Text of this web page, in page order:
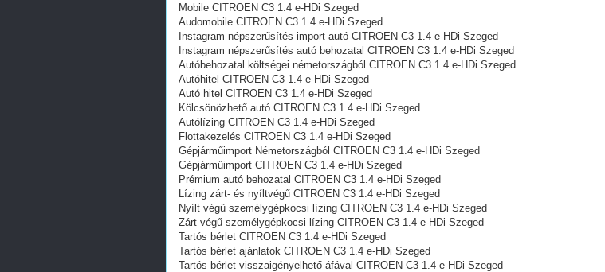
Mobile CITROEN C3 1.4 e-HDi Szeged
Audomobile CITROEN C3 1.4 e-HDi Szeged
Instagram népszerűsítés import autó CITROEN C3 1.4 e-HDi Szeged
Instagram népszerűsítés autó behozatal CITROEN C3 1.4 e-HDi Szeged
Autóbehozatal költségei németországból CITROEN C3 1.4 e-HDi Szeged
Autóhitel CITROEN C3 1.4 e-HDi Szeged
Autó hitel CITROEN C3 1.4 e-HDi Szeged
Kölcsönözhető autó CITROEN C3 1.4 e-HDi Szeged
Autólízing CITROEN C3 1.4 e-HDi Szeged
Flottakezelés CITROEN C3 1.4 e-HDi Szeged
Gépjárműimport Németországból CITROEN C3 1.4 e-HDi Szeged
Gépjárműimport CITROEN C3 1.4 e-HDi Szeged
Prémium autó behozatal CITROEN C3 1.4 e-HDi Szeged
Lízing zárt- és nyíltvégű CITROEN C3 1.4 e-HDi Szeged
Nyílt végű személygépkocsi lízing CITROEN C3 1.4 e-HDi Szeged
Zárt végű személygépkocsi lízing CITROEN C3 1.4 e-HDi Szeged
Tartós bérlet CITROEN C3 1.4 e-HDi Szeged
Tartós bérlet ajánlatok CITROEN C3 1.4 e-HDi Szeged
Tartós bérlet visszaigényelhető áfával CITROEN C3 1.4 e-HDi Szeged